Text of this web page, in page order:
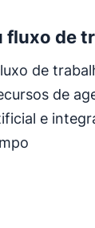
fluxo de
de
de
e